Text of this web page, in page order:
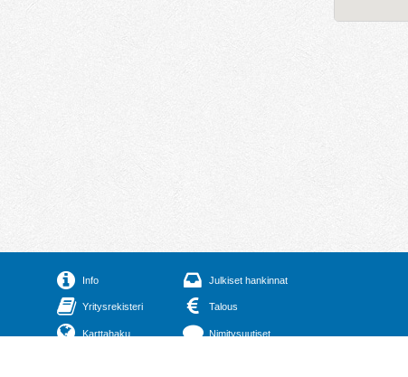
Info
Yritysrekisteri
Karttahaku
Julkiset hankinnat
Talous
Nimitysuutiset